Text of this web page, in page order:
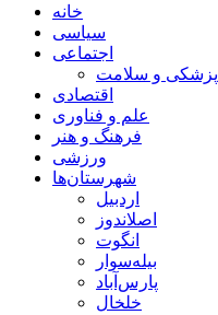
خانه
سیاسی
اجتماعی
پزشکی و سلامت
اقتصادی
علم و فناوری
فرهنگ و هنر
ورزشی
شهرستان‌ها
اردبیل
اصلاندوز
انگوت
بیله‌سوار
پارس‌آباد
خلخال